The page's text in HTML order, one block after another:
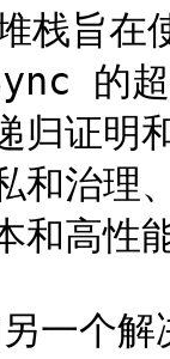
栈旨在
的
归证
和治
和高性
一个